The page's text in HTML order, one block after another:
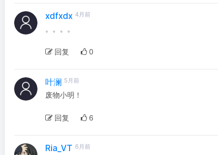
xdfxdx 4月前
。。。。
回复 0
叶澜 5月前
废物小明！
回复 6
Ria_VT 6月前